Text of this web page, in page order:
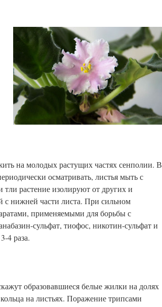
на молодых растущих частях сенполии. В
осматривать, листья мыть с
растение изолируют от других и
с нижней части листа. При сильном
применяемыми для борьбы с
сульфат, тиофос, никотин-сульфат и
4 раза.
образовавшиеся белые жилки на долях
на листьях. Поражение трипсами